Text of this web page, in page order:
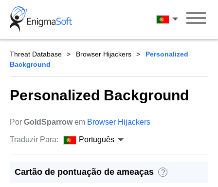
Skip
content
Português
Threat Database Browser Hijackers
Personalized
Background
Personalized Background
Por GoldSparrowem Browser Hijackers
Traduzir Para: Português
Cartão de pontuação de ameaças ?